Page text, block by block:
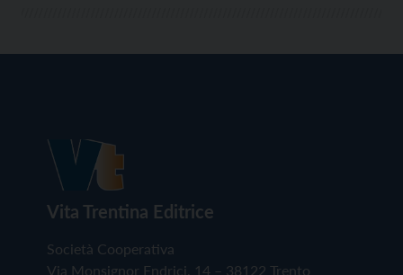
Vita Trentina Editrice
Società Cooperativa
Via Monsignor Endrici, 14 – 38122 Trento